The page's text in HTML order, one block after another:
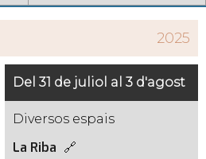
2025
Del 31 de juliol al 3 d'agost
Diversos espais
La Riba